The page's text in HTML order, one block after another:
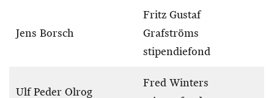
Jens Borsch
Fritz Gustaf
Grafströms
stipendiefond
Ulf Peder Olrog
Fred Winters